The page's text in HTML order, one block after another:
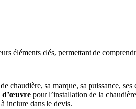
éléments clés, permettant de
chaudière, sa marque, sa puissance,
d’œuvre pour l’installation de la
inclure dans le devis.